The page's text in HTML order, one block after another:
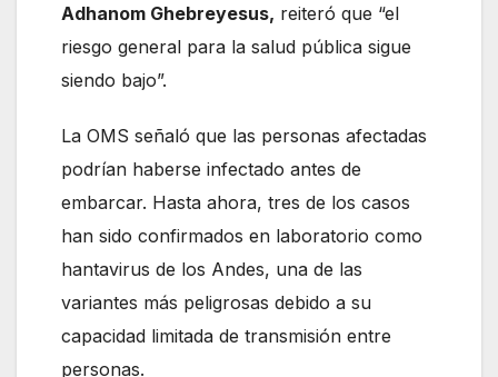
Adhanom Ghebreyesus, reiteró que “el
riesgo general para la salud pública sigue
siendo bajo”.
La OMS señaló que las personas afectadas
podrían haberse infectado antes de
embarcar. Hasta ahora, tres de los casos
han sido confirmados en laboratorio como
hantavirus de los Andes, una de las
variantes más peligrosas debido a su
capacidad limitada de transmisión entre
personas.